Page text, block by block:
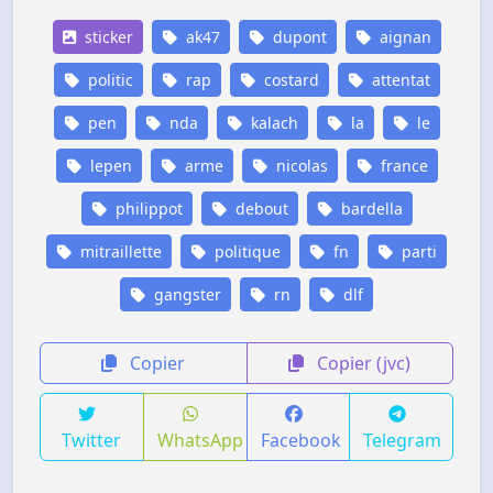
sticker ak47 dupont aignan
politic rap costard attentat
pen nda kalach la le
lepen arme nicolas france
philippot debout bardella
mitraillette politique fn parti
gangster rn dlf
Copier Copier (jvc)
Twitter WhatsApp Facebook Telegram